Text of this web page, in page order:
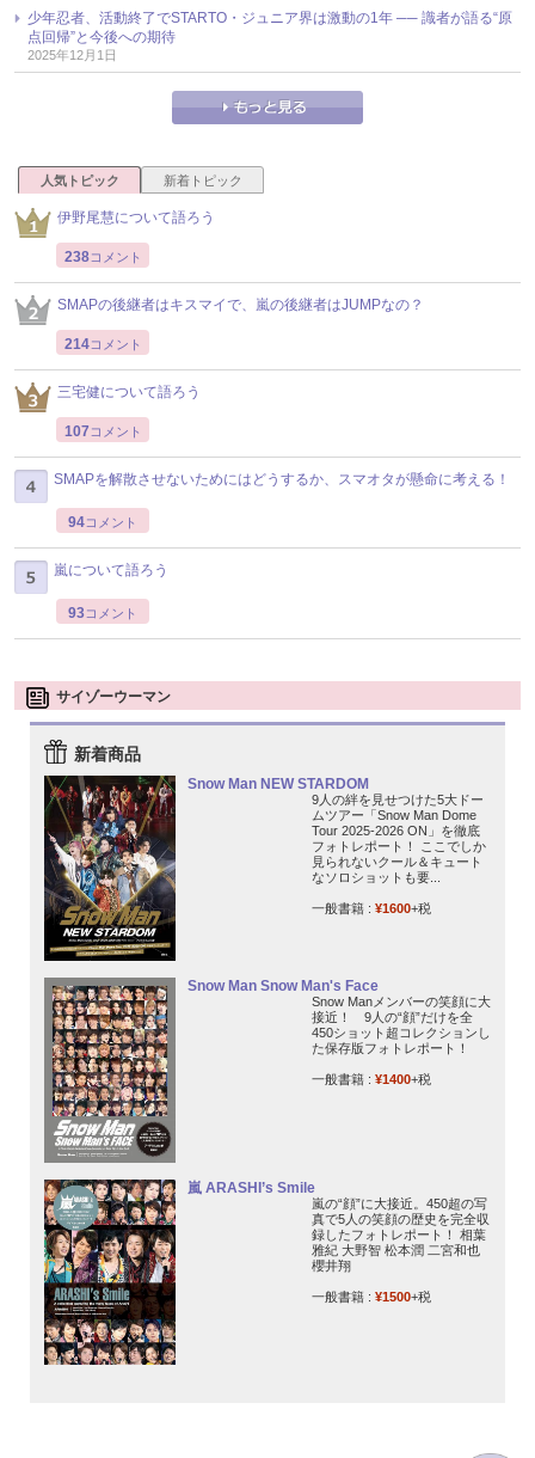
少年忍者、活動終了でSTARTO・ジュニア界は激動の1年 ── 識者が語る“原
点回帰”と今後への期待
2025年12月1日
人気トピック 新着トピック
伊野尾慧について語ろう
238コメント
SMAPの後継者はキスマイで、嵐の後継者はJUMPなの？
214コメント
三宅健について語ろう
107 コメント
SMAPを解散させないためにはどうするか、スマオタが懸命に考える！
94コメント
嵐について語ろう
93コメント
サイゾーウーマン
新着商品
Snow Man NEW STARDOM
9人の絆を見せつけた5大ドー
ムツアー「Snow Man Dome
Tour 2025-2026 ON」を徹底
フォトレポート！ ここでしか
見られないクール＆キュート
なソロショットも要...
一般書籍 : ¥1600+税
Snow Man Snow Man's Face
Snow Manメンバーの笑顔に大
接近！ 9人の“顔”だけを全
450ショット超コレクションし
た保存版フォトレポート！
一般書籍 : ¥1400+税
嵐 ARASHI’s Smile
嵐の“顔”に大接近。450超の写
真で5人の笑顔の歴史を完全収
録したフォトレポート！ 相葉
雅紀 大野智 松本潤 二宮和也
櫻井翔
一般書籍 : ¥1500+税